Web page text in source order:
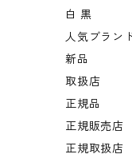
白 黒
人気ブラン
新品
取扱店
正規品
正規販売店
正規取扱店